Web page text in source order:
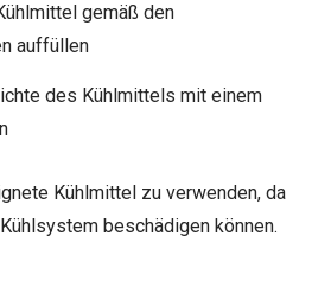
gemäß den
auffüllen
des Kühlmittels mit einem
Kühlmittel zu verwenden, da
beschädigen können.